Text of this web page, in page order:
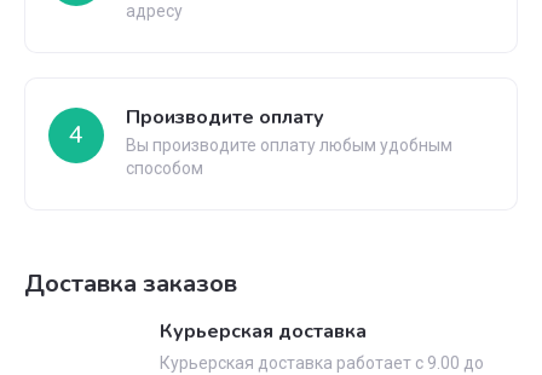
адресу
4
Производите оплату
Вы производите оплату любым удобным
способом
Доставка заказов
Курьерская доставка
Курьерская доставка работает с 9.00 до